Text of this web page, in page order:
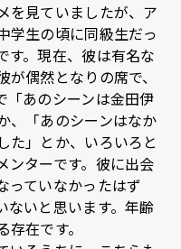
見ていましたが、ア
学生の頃に同級生だっ
す。現在、彼は有名な
偶然となりの席で、
「あのシーンは金田伊
、「あのシーンはなか
た」とか、いろいろと
ンターです。彼に出会
っていなかったはず
ないと思います。年齢
在です。